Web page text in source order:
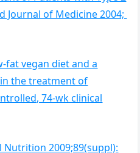
Journal of Medicine 2004;
fat vegan diet and a
the treatment of
74-wk clinical
Nutrition 2009;89(suppl):